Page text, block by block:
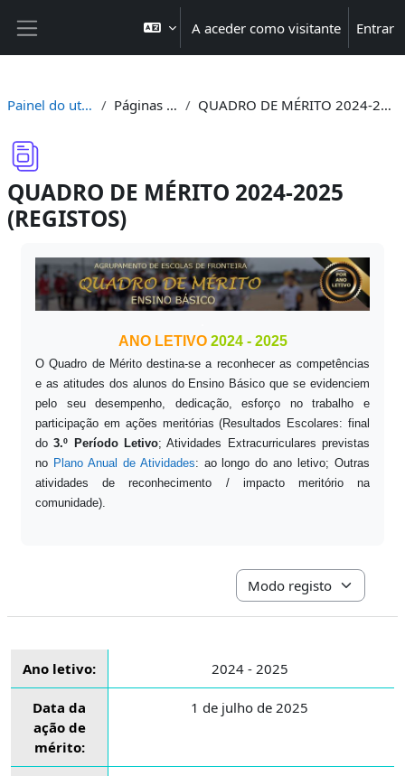
A aceder como visitante Entrar
Painel do utilizador Páginas do site QUADRO DE MÉRITO 2024-2025 (REGISTOS)
QUADRO DE MÉRITO 2024-2025
(REGISTOS)
ANO LETIVO 2024 - 2025
O Quadro de Mérito destina-se a reconhecer as competências
e as atitudes dos alunos do Ensino Básico que se evidenciem
pelo seu desempenho, dedicação, esforço no trabalho e
participação em ações meritórias (Resultados Escolares: final
do3.º Período Letivo; Atividades Extracurriculares previstas
no Plano Anual de Atividades: ao longo do ano letivo; Outras
atividades de reconhecimento / impacto meritório na
comunidade).
Navegação terciária do
Ano letivo: 2024 - 2025
Data da
ação de
mérito:
1 de julho de 2025